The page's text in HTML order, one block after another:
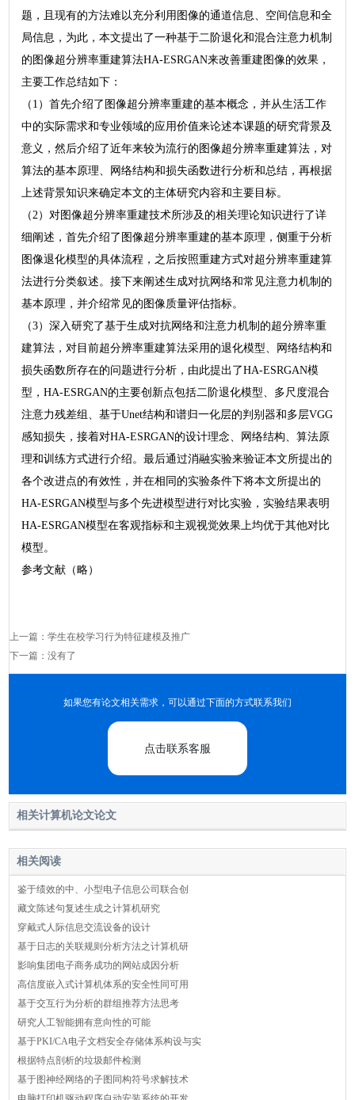
题，且现有的方法难以充分利用图像的通道信息、空间信息和全
局信息，为此，本文提出了一种基于二阶退化和混合注意力机制
的图像超分辨率重建算法HA-ESRGAN来改善重建图像的效果，
主要工作总结如下：
（1）首先介绍了图像超分辨率重建的基本概念，并从生活工作
中的实际需求和专业领域的应用价值来论述本课题的研究背景及
意义，然后介绍了近年来较为流行的图像超分辨率重建算法，对
算法的基本原理、网络结构和损失函数进行分析和总结，再根据
上述背景知识来确定本文的主体研究内容和主要目标。
（2）对图像超分辨率重建技术所涉及的相关理论知识进行了详
细阐述，首先介绍了图像超分辨率重建的基本原理，侧重于分析
图像退化模型的具体流程，之后按照重建方式对超分辨率重建算
法进行分类叙述。接下来阐述生成对抗网络和常见注意力机制的
基本原理，并介绍常见的图像质量评估指标。
（3）深入研究了基于生成对抗网络和注意力机制的超分辨率重
建算法，对目前超分辨率重建算法采用的退化模型、网络结构和
损失函数所存在的问题进行分析，由此提出了HA-ESRGAN模
型，HA-ESRGAN的主要创新点包括二阶退化模型、多尺度混合
注意力残差组、基于Unet结构和谱归一化层的判别器和多层VGG
感知损失，接着对HA-ESRGAN的设计理念、网络结构、算法原
理和训练方式进行介绍。最后通过消融实验来验证本文所提出的
各个改进点的有效性，并在相同的实验条件下将本文所提出的
HA-ESRGAN模型与多个先进模型进行对比实验，实验结果表明
HA-ESRGAN模型在客观指标和主观视觉效果上均优于其他对比
模型。
参考文献（略）
上一篇：学生在校学习行为特征建模及推广
下一篇：没有了
如果您有论文相关需求，可以通过下面的方式联系我们
点击联系客服
相关计算机论文论文
相关阅读
鉴于绩效的中、小型电子信息公司联合创
藏文陈述句复述生成之计算机研究
穿戴式人际信息交流设备的设计
基于日志的关联规则分析方法之计算机研
影响集团电子商务成功的网站成因分析
高信度嵌入式计算机体系的安全性同可用
基于交互行为分析的群组推荐方法思考
研究人工智能拥有意向性的可能
基于PKI/CA电子文档安全存储体系构设与实
根据特点剖析的垃圾邮件检测
基于图神经网络的子图同构符号求解技术